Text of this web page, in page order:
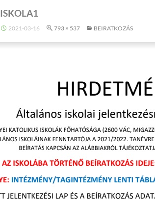
ISKOLA1
2021-03-16 793 × 537 BEIRATKOZÁS